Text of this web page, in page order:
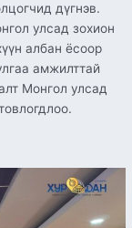
дүгнэв.
улсад зохион
албан ёсоор
амжилттай
Монгол улсад